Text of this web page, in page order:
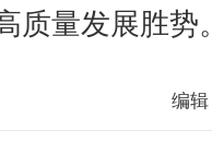
质量发展胜势
编